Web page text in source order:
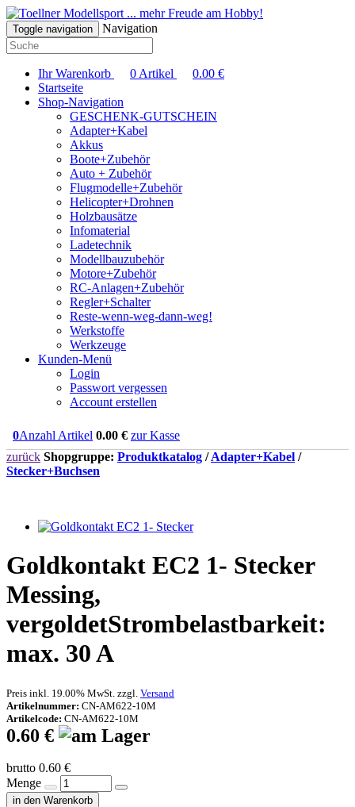
... mehr Freude am Hobby!
Toggle navigation Navigation
Ihr Warenkorb 0 Artikel 0.00 €
Startseite
Shop-Navigation
GESCHENK-GUTSCHEIN
Adapter+Kabel
Akkus
Boote+Zubehör
Auto + Zubehör
Flugmodelle+Zubehör
Helicopter+Drohnen
Holzbausätze
Infomaterial
Ladetechnik
Modellbauzubehör
Motore+Zubehör
RC-Anlagen+Zubehör
Regler+Schalter
Reste-wenn-weg-dann-weg!
Werkstoffe
Werkzeuge
Kunden-Menü
Login
Passwort vergessen
Account erstellen
0Anzahl Artikel 0.00 € zur Kasse
zurück Shopgruppe: Produktkatalog /Adapter+Kabel /
Stecker+Buchsen
Goldkontakt EC2 1- Stecker
Messing,
vergoldetStrombelastbarkeit:
max. 30 A
Preis inkl. 19.00% MwSt. zzgl. Versand
Artikelnummer: CN-AM622-10M
Artikelcode: CN-AM622-10M
0.60 €
brutto 0.60 €
Menge
in den Warenkorb